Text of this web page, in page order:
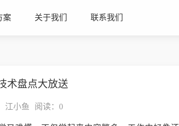
案 关于我们 联系我们
术盘点大放送
江小鱼 阅读： 0